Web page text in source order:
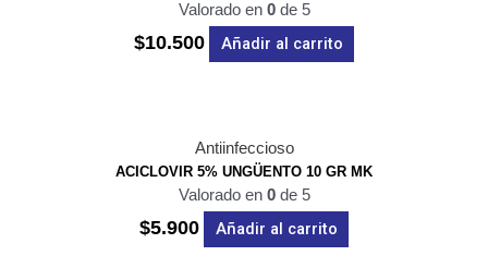
Valorado en 0de 5
$10.500 Añadir al carrito
Antiinfeccioso
ACICLOVIR 5% UNGÜENTO 10 GR MK
Valorado en 0de 5
$5.900 Añadir al carrito